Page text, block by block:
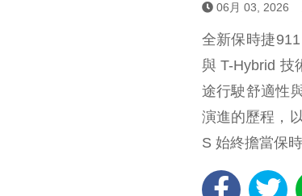
06月 03, 2026
全新保時捷
與 T-Hybrid 技
途行駛舒適性
演進的歷程，
S 始終擔當保